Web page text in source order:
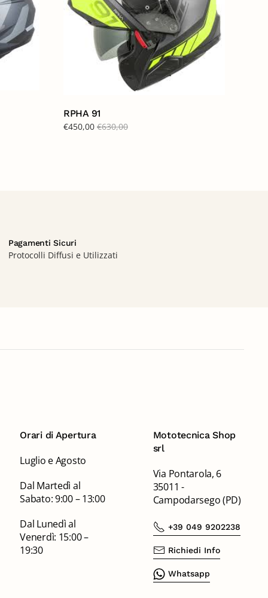
RPHA 91
€450,00 €630,00
Pagamenti Sicuri
Protocolli Diffusi e Utilizzati
Orari di Apertura
Luglio e Agosto
Dal Martedì al
Sabato: 9:00 – 13:00
Dal Lunedì al
Venerdì: 15:00 –
19:30
Mototecnica Shop
srl
Via Pontarola, 6
35011 -
Campodarsego (PD)
+39 049 9202238
Richiedi Info
Whatsapp